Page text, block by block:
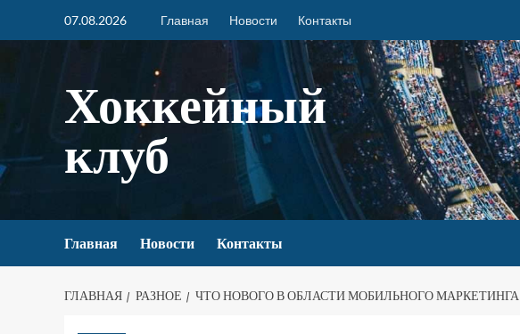
07.08.2026 Главная Новости Контакты
Хоккейный
клуб
Главная Новости Контакты
ГЛАВНАЯ РАЗНОЕ ЧТО НОВОГО В ОБЛАСТИ МОБИЛЬНОГО МАРКЕТИНГА